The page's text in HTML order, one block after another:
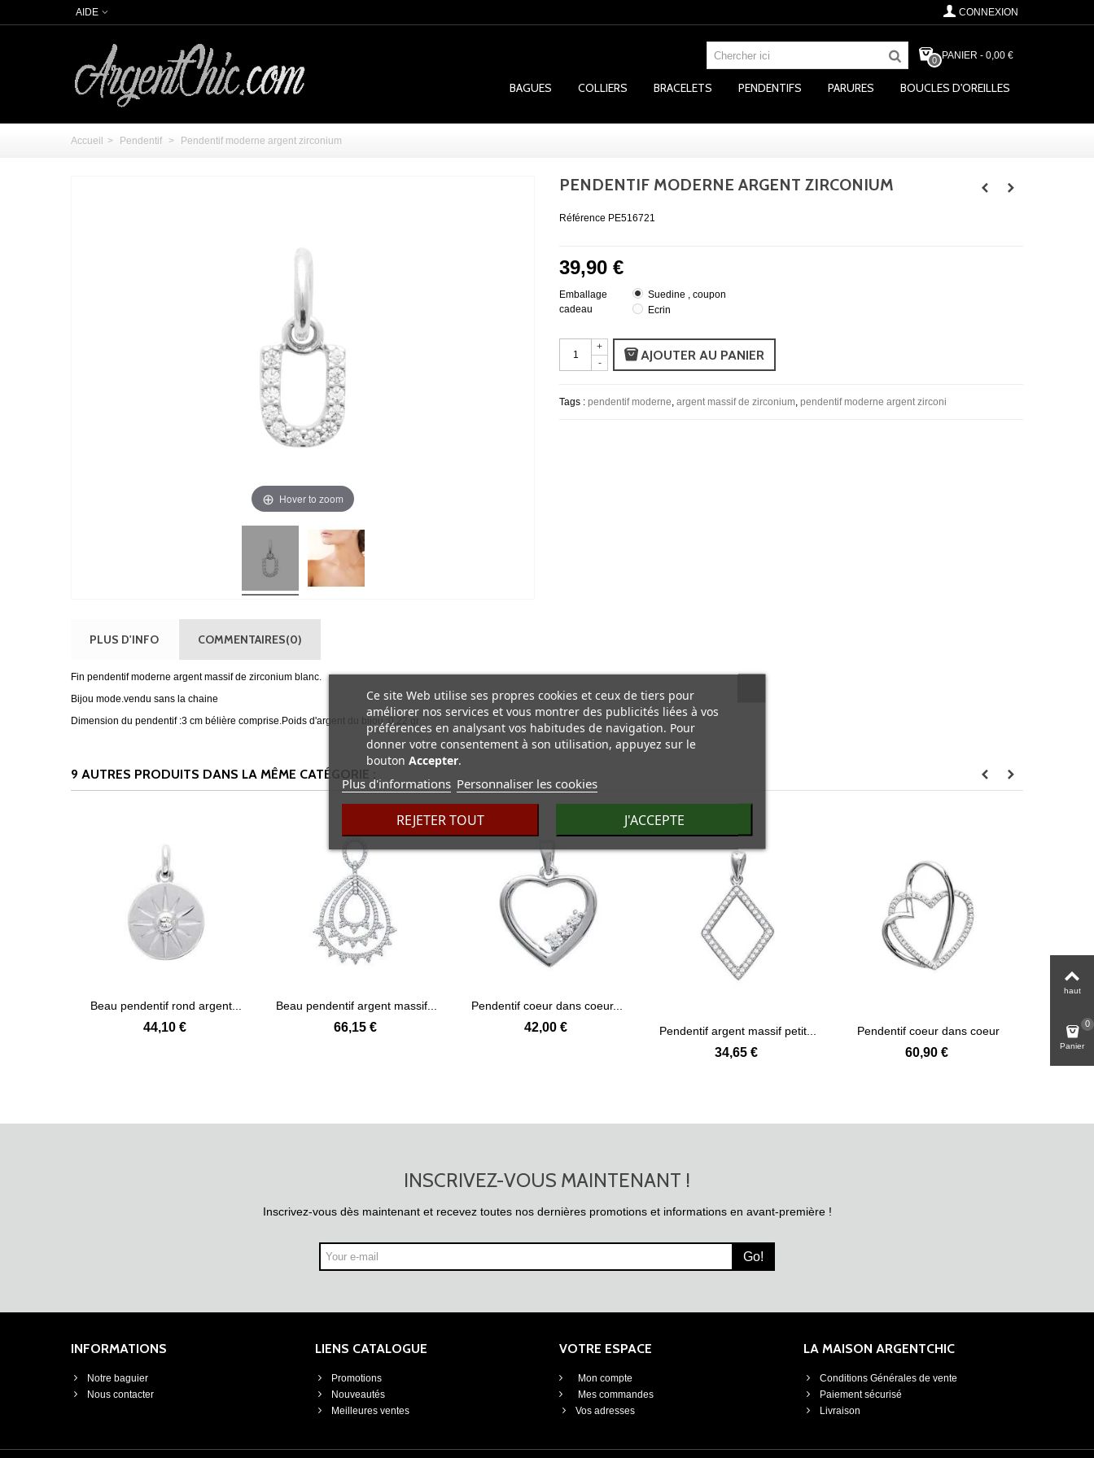
AIDE CONNEXION
0 PANIER - 0,00 €
BAGUES COLLIERS BRACELETS PENDENTIFS PARURES BOUCLES D'OREILLES
Accueil > Pendentif > Pendentif moderne argent zirconium
Hover to zoom
PENDENTIF MODERNE ARGENT ZIRCONIUM
Référence PE516721
39,90 €
Emballage
cadeau
Suedine , coupon
Ecrin
-
+
AJOUTER AU PANIER
Tags : pendentif moderne argent massif de zirconium pendentif moderne argent zirconi
PLUS D'INFO COMMENTAIRES(0)
Fin pendentif moderne argent massif de zirconium blanc.
Bijou mode.vendu sans la chaine
Dimension du pendentif :3 cm bélière comprise.Poids d'argent du bijou :0,22 gr
9 AUTRES PRODUITS DANS LA MÊME CATÉGORIE :
Voir plus
Beau pendentif rond argent...
44,10 €
Voir plus
Beau pendentif argent massif...
66,15 €
Voir plus
Pendentif coeur dans coeur...
42,00 € Voir plus
Pendentif argent massif petit...
34,65 €
Voir plus
Pendentif coeur dans coeur
en...
60,90 €
Beau
INSCRIVEZ-VOUS MAINTENANT !
Inscrivez-vous dès maintenant et recevez toutes nos dernières promotions et informations en avant-première !
Go!
Ce site Web utilise ses propres cookies et ceux de tiers pour
améliorer nos services et vous montrer des publicités liées à vos
préférences en analysant vos habitudes de navigation. Pour
donner votre consentement à son utilisation, appuyez sur le
bouton Accepter.
Plus d'informations Personnaliser les cookies
REJETER TOUT J'ACCEPTE
INFORMATIONS
Notre baguier
Nous contacter
LIENS CATALOGUE
Promotions
Nouveautés
Meilleures ventes
VOTRE ESPACE
Mon compte
Mes commandes
Vos adresses
LA MAISON ARGENTCHIC
Conditions Générales de vente
Paiement sécurisé
Livraison
haut
Panier
0